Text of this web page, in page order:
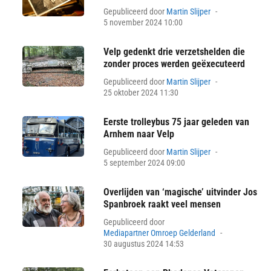
Gepubliceerd door Martin Slijper
5 november 2024 10:00
Velp gedenkt drie verzetshelden die
zonder proces werden geëxecuteerd
Gepubliceerd door Martin Slijper
25 oktober 2024 11:30
Eerste trolleybus 75 jaar geleden van
Arnhem naar Velp
Gepubliceerd door Martin Slijper
5 september 2024 09:00
Overlijden van ‘magische’ uitvinder Jos
Spanbroek raakt veel mensen
Gepubliceerd door
Mediapartner Omroep Gelderland
30 augustus 2024 14:53